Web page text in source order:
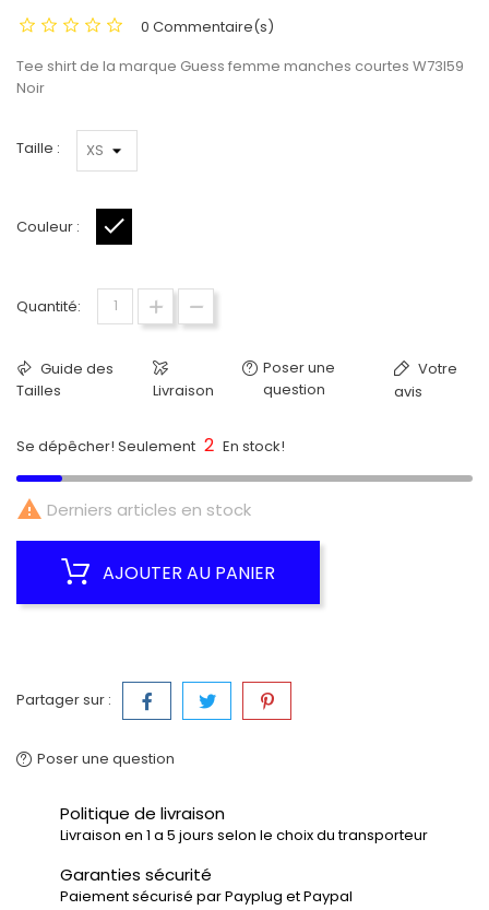
0 Commentaire(s)
Tee shirt de la marque Guess femme manches courtes W73I59
Noir
Taille :
Couleur :
Quantité:
Guide des
Tailles
Livraison
Poser une
question
Votre
avis
Se dépêcher! Seulement 2 En stock!
 Derniers articles en stock
AJOUTER AU PANIER
Partager sur :
Poser une question
Politique de livraison
Livraison en 1 a 5 jours selon le choix du transporteur
Garanties sécurité
Paiement sécurisé par Payplug et Paypal